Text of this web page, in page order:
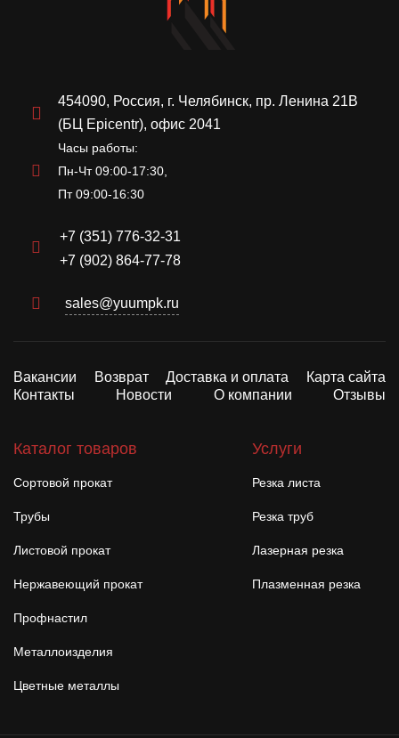
454090, Россия, г. Челябинск, пр. Ленина 21В
(БЦ Epicentr), офис 2041
Часы работы:
Пн-Чт 09:00-17:30,
Пт 09:00-16:30
+7 (351) 776-32-31
+7 (902) 864-77-78
sales@yuumpk.ru
Вакансии Возврат Доставка и оплата
Карта сайта
Контакты
Новости О компании Отзывы
Каталог товаров
Сортовой прокат
Трубы
Листовой прокат
Нержавеющий прокат
Профнастил
Металлоизделия
Цветные металлы
Услуги
Резка листа
Резка труб
Лазерная резка
Плазменная резка